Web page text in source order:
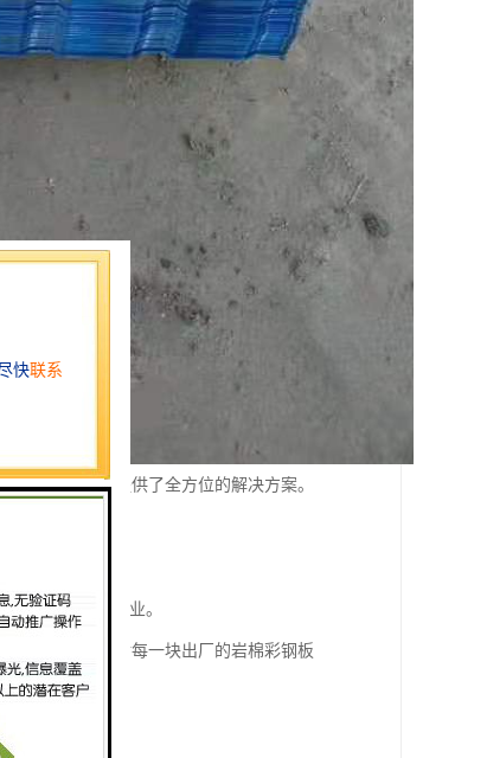
为现代建筑提供了全方位的解决方案。
业内的领先企业。
度，因此我们对每一块出厂的岩棉彩钢板